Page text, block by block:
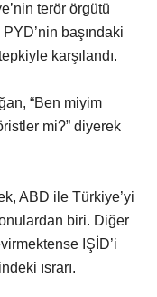
terör örgütü
başındaki
karşılandı.
“Ben miyim
mi?” diyerek
ABD ile Türkiye’yi
biri. Diğer
IŞİD’i
ısrarı.